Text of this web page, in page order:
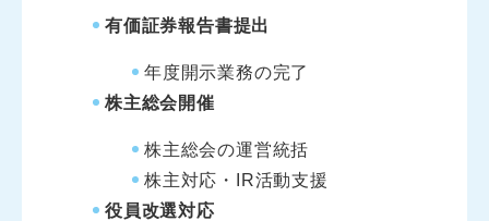
有価証券報告書提出
年度開示業務の完了
株主総会開催
株主総会の運営統括
株主対応・IR活動支援
役員改選対応